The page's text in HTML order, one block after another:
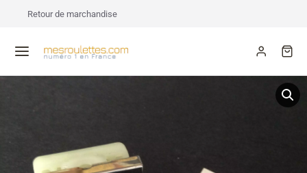
Retour de marchandise